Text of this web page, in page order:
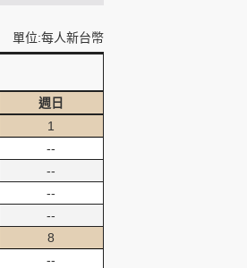
單位:每人新台幣
週日
1
--
--
--
--
8
--